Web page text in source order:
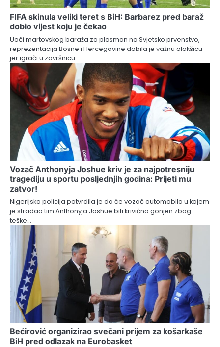
FIFA skinula veliki teret s BiH: Barbarez pred baraž
dobio vijest koju je čekao
Uoči martovskog baraža za plasman na Svjetsko prvenstvo,
reprezentacija Bosne i Hercegovine dobila je važnu olakšicu
jer igrači u završnicu…
Vozač Anthonyja Joshue kriv je za najpotresniju
tragediju u sportu posljednjih godina: Prijeti mu
zatvor!
Nigerijska policija potvrdila je da će vozač automobila u kojem
je stradao tim Anthonyja Joshue biti krivično gonjen zbog
teške…
Bećirović organizirao svečani prijem za košarkaše
BiH pred odlazak na Eurobasket